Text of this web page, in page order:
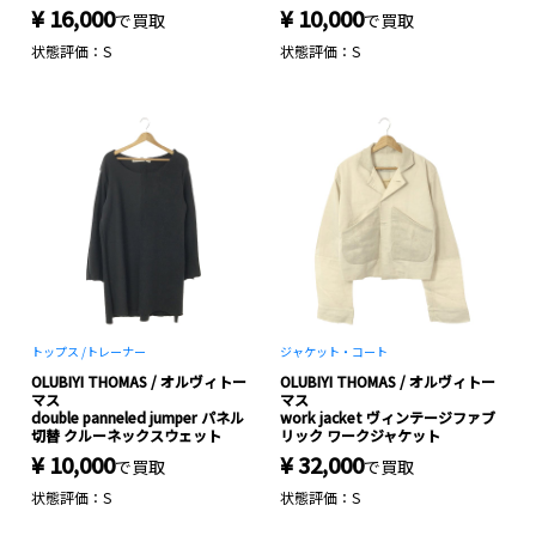
¥ 16,000で買取
状態評価：S
¥ 10,000で買取
状態評価：S
トップス / トレーナー
OLUBIYI THOMAS / オルヴィトー
マス
double panneled jumper パネル
切替 クルーネックスウェット
¥ 10,000で買取
状態評価：S
ジャケット・コート
OLUBIYI THOMAS / オルヴィトー
マス
work jacket ヴィンテージファブ
リック ワークジャケット
¥ 32,000で買取
状態評価：S